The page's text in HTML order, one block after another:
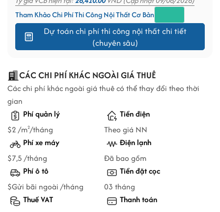
Tham Khảo Chi Phí Thi Công Nội Thất Cơ Bản
Dự toán chi phí thi công nội thất chi tiết
(chuyên sâu)
CÁC CHI PHÍ KHÁC NGOÀI GIÁ THUÊ
Các chi phí khác ngoài giá thuê có thể thay đổi theo thời
gian
Phí quản lý
$2 /m2/tháng
Tiền điện
Theo giá NN
Phí xe máy
$7,5 /tháng
Điện lạnh
Đã bao gồm
Phí ô tô
$Gửi bãi ngoài /tháng
Tiền đặt cọc
03 tháng
Thuế VAT
Thanh toán